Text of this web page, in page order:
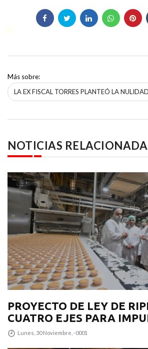
Más sobre:
LA EX FISCAL TORRES PLANTEÓ LA
NOTICIAS
PROYECTO DE LEY DE
CUATRO EJES PARA
DESARROLLO
Lunes, 30 Noviembre, -0001